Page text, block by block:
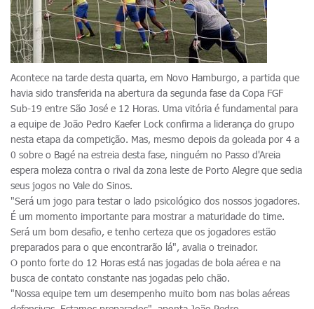
Acontece na tarde desta quarta, em Novo Hamburgo, a partida que
havia sido transferida na abertura da segunda fase da Copa FGF
Sub-19 entre São José e 12 Horas. Uma vitória é fundamental para
a equipe de João Pedro Kaefer Lock confirma a liderança do grupo
nesta etapa da competição. Mas, mesmo depois da goleada por 4 a
0 sobre o Bagé na estreia desta fase, ninguém no Passo d'Areia
espera moleza contra o rival da zona leste de Porto Alegre que sedia
seus jogos no Vale do Sinos.
"Será um jogo para testar o lado psicológico dos nossos jogadores.
É um momento importante para mostrar a maturidade do time.
Será um bom desafio, e tenho certeza que os jogadores estão
preparados para o que encontrarão lá", avalia o treinador.
O ponto forte do 12 Horas está nas jogadas de bola aérea e na
busca de contato constante nas jogadas pelo chão.
"Nossa equipe tem um desempenho muito bom nas bolas aéreas